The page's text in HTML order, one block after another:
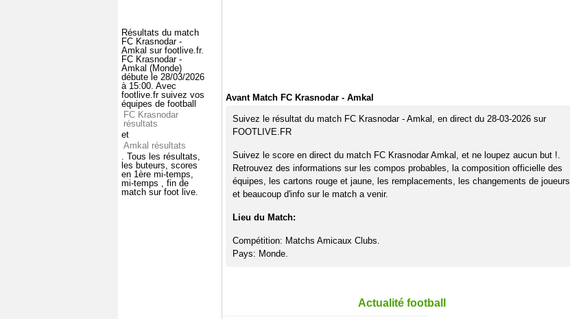
Résultats du match
FC Krasnodar -
Amkal sur footlive.fr.
FC Krasnodar -
Amkal (Monde)
débute le 28/03/2026
à 15:00. Avec
footlive.fr suivez vos
équipes de football
FC Krasnodar
résultats
et
Amkal résultats
. Tous les résultats,
les buteurs, scores
en 1ère mi-temps,
mi-temps , fin de
match sur foot live.
Avant Match FC Krasnodar - Amkal
Suivez le résultat du match FC Krasnodar - Amkal, en direct du 28-03-2026 sur
FOOTLIVE.FR
Suivez le score en direct du match FC Krasnodar Amkal, et ne loupez aucun but !.
Retrouvez des informations sur les compos probables, la composition officielle des
équipes, les cartons rouge et jaune, les remplacements, les changements de joueurs
et beaucoup d'info sur le match a venir.
Lieu du Match:
Compétition: Matchs Amicaux Clubs.
Pays: Monde.
Actualité football